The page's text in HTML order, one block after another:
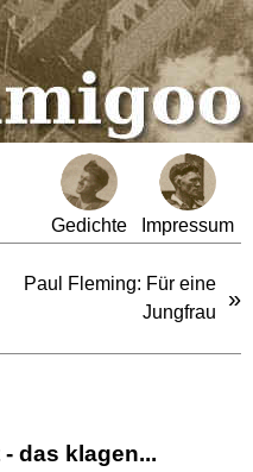
Gedichte Impressum
Paul Fleming: Für eine
Jungfrau
»
das klagen...